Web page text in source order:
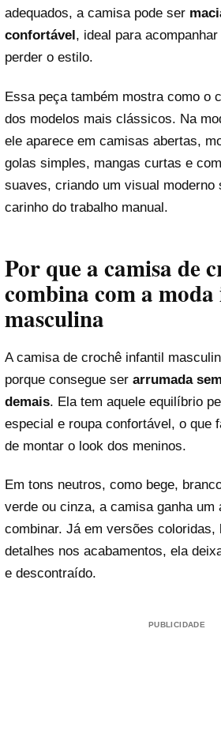
adequados, a camisa pode ser
confortável , ideal para
perder o estilo.
Essa peça também mostra como o
dos modelos mais clássicos. Na
ele aparece em camisas abertas,
golas simples, mangas curtas e
suaves, criando um visual moderno
carinho do trabalho manual.
Por que a camisa de
combina com a
masculina
A camisa de crochê infantil
porque consegue ser arrumada
demais. Ela tem aquele equilíbrio
especial e roupa confortável, o que
de montar o look dos meninos.
Em tons neutros, como bege,
verde ou cinza, a camisa ganha um
combinar. Já em versões coloridas,
detalhes nos acabamentos, ela
e descontraído.
PUBLICIDADE